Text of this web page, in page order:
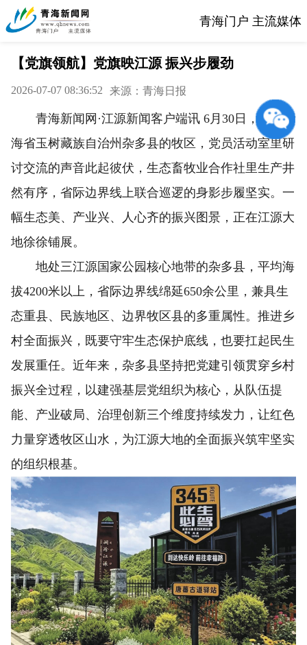
青海门户 主流媒体
【党旗领航】党旗映江源 振兴步履劲
2026-07-07 08:36:52 来源：青海日报
青海新闻网·江源新闻客户端讯 6月30日，走进青
海省玉树藏族自治州杂多县的牧区，党员活动室里研
讨交流的声音此起彼伏，生态畜牧业合作社里生产井
然有序，省际边界线上联合巡逻的身影步履坚实。一
幅生态美、产业兴、人心齐的振兴图景，正在江源大
地徐徐铺展。
地处三江源国家公园核心地带的杂多县，平均海
拔4200米以上，省际边界线绵延650余公里，兼具生
态重县、民族地区、边界牧区县的多重属性。推进乡
村全面振兴，既要守牢生态保护底线，也要扛起民生
发展重任。近年来，杂多县坚持把党建引领贯穿乡村
振兴全过程，以建强基层党组织为核心，从队伍提
能、产业破局、治理创新三个维度持续发力，让红色
力量穿透牧区山水，为江源大地的全面振兴筑牢坚实
的组织根基。